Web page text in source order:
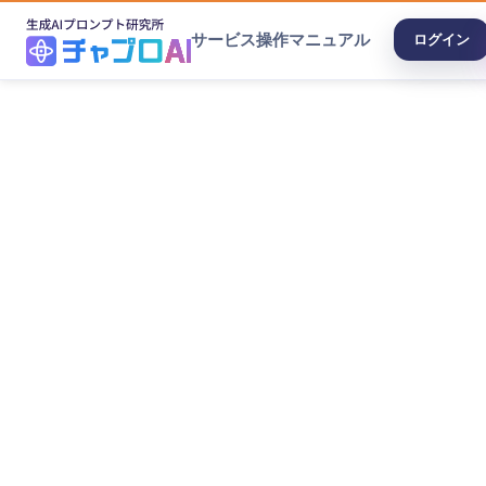
サービス操作マニュアル ログイン